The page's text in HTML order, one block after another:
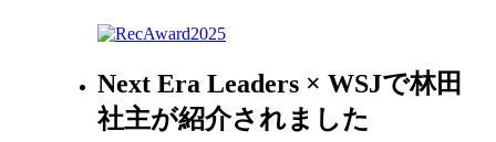
Next Era Leaders × WSJで林田
社主が紹介されました